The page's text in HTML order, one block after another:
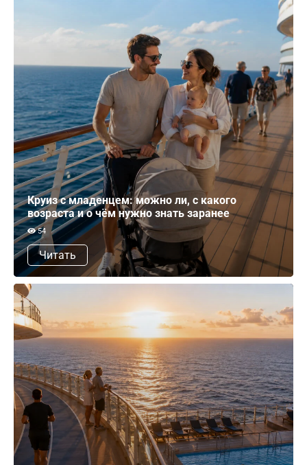
Круиз с младенцем: можно ли, с какого
возраста и о чём нужно знать заранее
54
Читать